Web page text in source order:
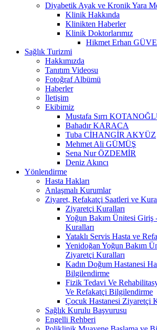
Diyabetik Ayak ve Kronik Yara
Klinik Hakkında
Klinikten Haberler
Klinik Doktorlarımız
Hikmet Erhan
Sağlık Turizmi
Hakkımızda
Tanıtım Videosu
Fotoğraf Albümü
Haberler
İletişim
Ekibimiz
Mustafa Sırrı
Bahadır KARACA
Tuba CİHANGİR AKYÜZ
Mehmet Ali GÜMÜŞ
Sena Nur ÖZDEMİR
Deniz Akıncı
Yönlendirme
Hasta Hakları
Anlaşmalı Kurumlar
Ziyaret, Refakatçi Saatleri ve
Ziyaretçi Kuralları
Yoğun Bakım Ünitesi Giriş
Kuralları
Yataklı Servis Hasta ve
Yenidoğan Yoğun Bakım
Ziyaretçi Kuralları
Kadın Doğum Hastanesi
Bilgilendirme
Fizik Tedavi Ve
Ve Refakatçi Bilgilendirme
Çocuk Hastanesi Ziyaretçi
Sağlık Kurulu Başvurusu
Engelli Rehberi